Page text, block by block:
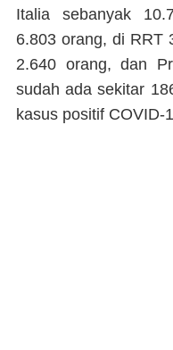
Italia sebanyak
6.803 orang, di RRT
2.640 orang, dan
sudah ada sekitar
kasus positif COVID-